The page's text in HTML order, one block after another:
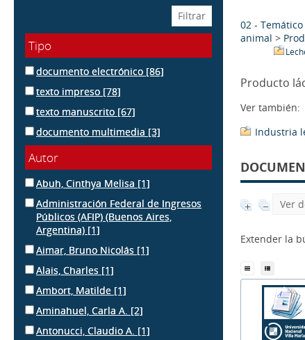
Tipo
documento electrónico [86]
texto impreso [78]
texto manuscrito [67]
documento multimedia [3]
Autor
Abuh, Cinthya Melisa [1]
Administración Federal de Ingresos
Públicos (AFIP) (Buenos Aires,
Argentina) [1]
Aimar, Bruno Nicolás [1]
Alais, Charles [1]
Ambort, Matilde [1]
Aminahuel, Carla A. [2]
Antonucci, Claudio A. [1]
02 - Temático
animal >
Producto
Ver también:
Industria
Ver
Extender la